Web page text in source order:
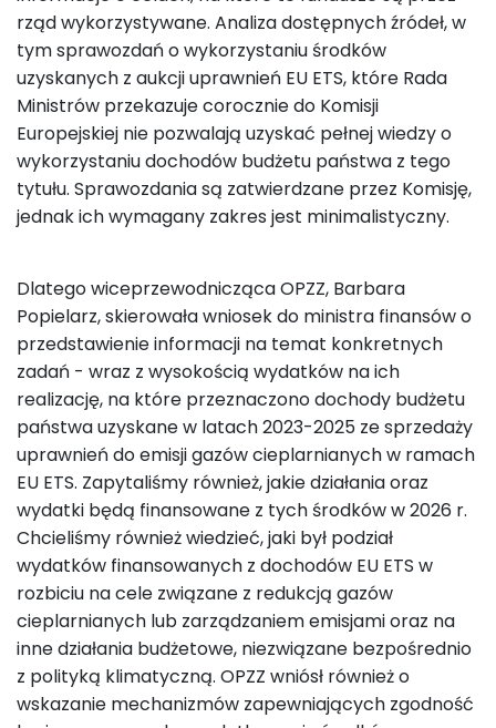
rząd wykorzystywane. Analiza dostępnych źródeł, w
tym sprawozdań o wykorzystaniu środków
uzyskanych z aukcji uprawnień EU ETS, które Rada
Ministrów przekazuje corocznie do Komisji
Europejskiej nie pozwalają uzyskać pełnej wiedzy o
wykorzystaniu dochodów budżetu państwa z tego
tytułu. Sprawozdania są zatwierdzane przez Komisję,
jednak ich wymagany zakres jest minimalistyczny.
Dlatego wiceprzewodnicząca OPZZ, Barbara
Popielarz, skierowała wniosek do ministra finansów o
przedstawienie informacji na temat konkretnych
zadań - wraz z wysokością wydatków na ich
realizację, na które przeznaczono dochody budżetu
państwa uzyskane w latach 2023-2025 ze sprzedaży
uprawnień do emisji gazów cieplarnianych w ramach
EU ETS. Zapytaliśmy również, jakie działania oraz
wydatki będą finansowane z tych środków w 2026 r.
Chcieliśmy również wiedzieć, jaki był podział
wydatków finansowanych z dochodów EU ETS w
rozbiciu na cele związane z redukcją gazów
cieplarnianych lub zarządzaniem emisjami oraz na
inne działania budżetowe, niezwiązane bezpośrednio
z polityką klimatyczną. OPZZ wniósł również o
wskazanie mechanizmów zapewniających zgodność